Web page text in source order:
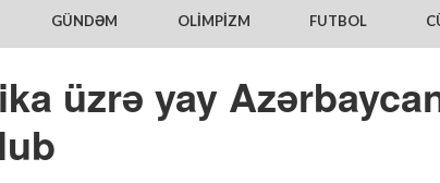
GÜNDƏM OLIMPIZM FUTBOL
üzrə yay